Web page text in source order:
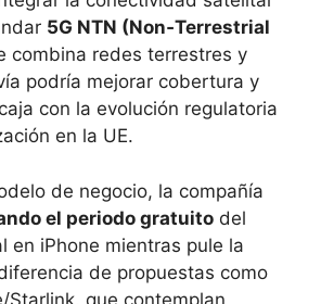
5G NTN (Non‑Terrestrial
combina redes terrestres y
podría mejorar cobertura y
con la evolución regulatoria
en la UE.
de negocio, la compañía
el periodo gratuito del
en iPhone mientras pule la
de propuestas como
Starlink, que contemplan